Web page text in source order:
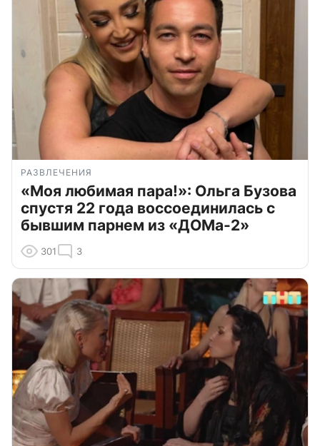
РАЗВЛЕЧЕНИЯ
«Моя любимая пара!»: Ольга Бузова
спустя 22 года воссоединилась с
бывшим парнем из «ДОМа-2»
301 3